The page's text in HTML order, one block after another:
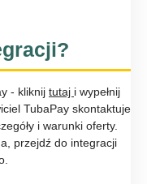
- kliknij tutaj i wypełnij
TubaPay skontaktuje
i warunki oferty.
przejdź do integracji